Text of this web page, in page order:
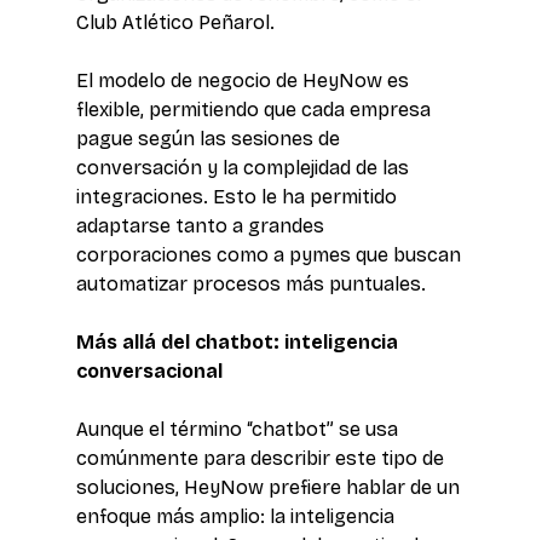
Club Atlético Peñarol.
El modelo de negocio de HeyNow es
flexible, permitiendo que cada empresa
pague según las sesiones de
conversación y la complejidad de las
integraciones. Esto le ha permitido
adaptarse tanto a grandes
corporaciones como a pymes que buscan
automatizar procesos más puntuales.
Más allá del chatbot: inteligencia
conversacional
Aunque el término “chatbot” se usa
comúnmente para describir este tipo de
soluciones, HeyNow prefiere hablar de un
enfoque más amplio: la inteligencia